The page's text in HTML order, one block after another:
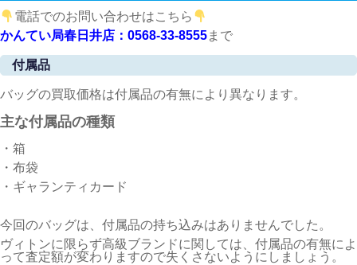
電話でのお問い合わせはこちら
かんてい局春日井店：0568-33-8555まで
付属品
バッグの買取価格は付属品の有無により異なります。
主な付属品の種類
・箱
・布袋
・ギャランティカード
今回のバッグは、付属品の持ち込みはありませんでした。
ヴィトンに限らず高級ブランドに関しては、付属品の有無によ
って査定額が変わりますので失くさないようにしましょう。